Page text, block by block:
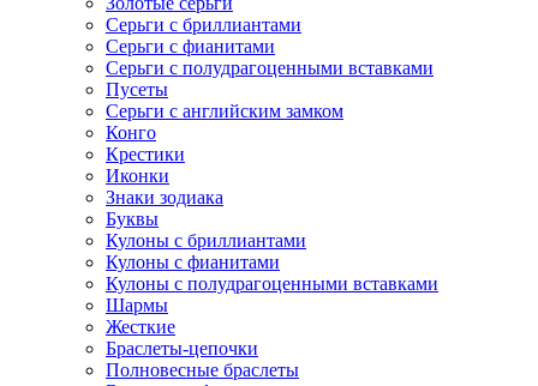
Серьги с бриллиантами
Серьги с фианитами
Серьги с полудрагоценными вставками
Пусеты
Серьги с английским замком
Конго
Крестики
Иконки
Знаки зодиака
Буквы
Кулоны с бриллиантами
Кулоны с фианитами
Кулоны с полудрагоценными вставками
Шармы
Жесткие
Браслеты-цепочки
Полновесные браслеты